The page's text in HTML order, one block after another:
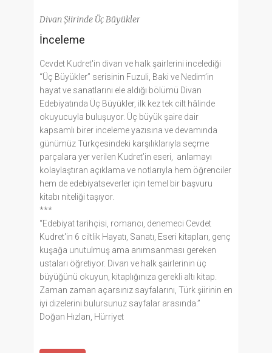
Divan Şiirinde Üç Büyükler
İnceleme
Cevdet Kudret'in divan ve halk şairlerini incelediği
“Üç Büyükler” serisinin Fuzuli, Baki ve Nedim’in
hayat ve sanatlarını ele aldığı bölümü Divan
Edebiyatında Üç Büyükler, ilk kez tek cilt hâlinde
okuyucuyla buluşuyor. Üç büyük şaire dair
kapsamlı birer inceleme yazısına ve devamında
günümüz Türkçesindeki karşılıklarıyla seçme
parçalara yer verilen Kudret’in eseri, anlamayı
kolaylaştıran açıklama ve notlarıyla hem öğrenciler
hem de edebiyatseverler için temel bir başvuru
kitabı niteliği taşıyor.
***
“Edebiyat tarihçisi, romancı, denemeci Cevdet
Kudret'in 6 ciltlik Hayatı, Sanatı, Eseri kitapları, genç
kuşağa unutulmuş ama anımsanması gereken
ustaları öğretiyor. Divan ve halk şairlerinin üç
büyüğünü okuyun, kitaplığınıza gerekli altı kitap.
Zaman zaman açarsınız sayfalarını, Türk şiirinin en
iyi dizelerini bulursunuz sayfalar arasında.”
Doğan Hızlan, Hürriyet